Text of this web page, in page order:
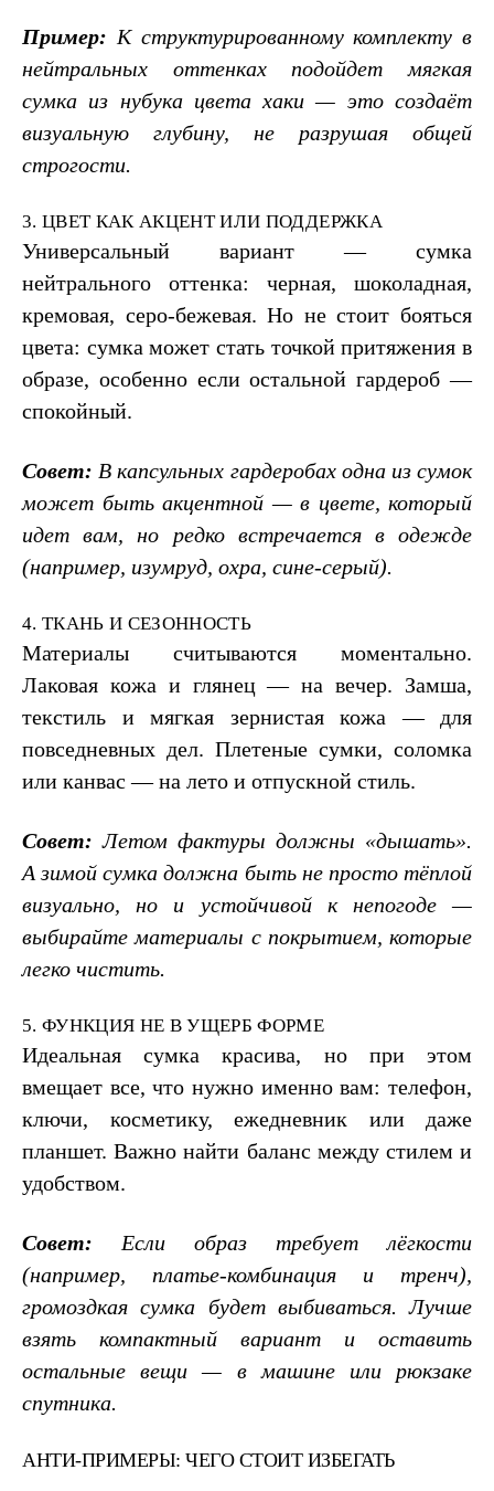
Пример: К структурированному комплекту в
нейтральных оттенках подойдет мягкая
сумка из нубука цвета хаки — это создаёт
визуальную глубину, не разрушая общей
строгости.
3. ЦВЕТ КАК АКЦЕНТ ИЛИ ПОДДЕРЖКА
Универсальный вариант — сумка
нейтрального оттенка: черная, шоколадная,
кремовая, серо-бежевая. Но не стоит бояться
цвета: сумка может стать точкой притяжения в
образе, особенно если остальной гардероб —
спокойный.
Совет: В капсульных гардеробах одна из сумок
может быть акцентной — в цвете, который
идет вам, но редко встречается в одежде
(например, изумруд, охра, сине-серый).
4. ТКАНЬ И СЕЗОННОСТЬ
Материалы считываются моментально.
Лаковая кожа и глянец — на вечер. Замша,
текстиль и мягкая зернистая кожа — для
повседневных дел. Плетеные сумки, соломка
или канвас — на лето и отпускной стиль.
Совет: Летом фактуры должны «дышать».
А зимой сумка должна быть не просто тёплой
визуально, но и устойчивой к непогоде —
выбирайте материалы с покрытием, которые
легко чистить.
5. ФУНКЦИЯ НЕ В УЩЕРБ ФОРМЕ
Идеальная сумка красива, но при этом
вмещает все, что нужно именно вам: телефон,
ключи, косметику, ежедневник или даже
планшет. Важно найти баланс между стилем и
удобством.
Совет: Если образ требует лёгкости
(например, платье-комбинация и тренч),
громоздкая сумка будет выбиваться. Лучше
взять компактный вариант и оставить
остальные вещи — в машине или рюкзаке
спутника.
АНТИ-ПРИМЕРЫ: ЧЕГО СТОИТ ИЗБЕГАТЬ